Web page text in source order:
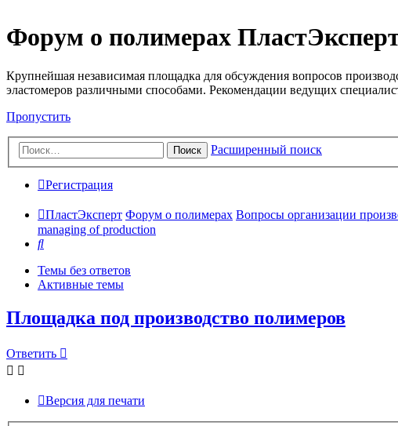
Форум о полимерах
Крупнейшая независимая площадка для обсуждения вопросов
эластомеров различными способами. Рекомендации ведущих
Пропустить
Поиск Расширенный поиск
Регистрация
ПластЭксперт Форум о полимерах Вопросы организации
managing of production
Поиск
Темы без ответов
Активные темы
Площадка под производство полимеров
Ответить
Версия для печати